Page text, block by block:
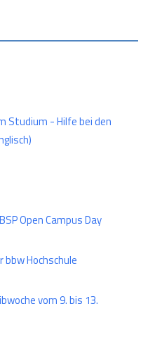
Studium - Hilfe bei den
Open Campus Day
Hochschule
vom 9. bis 13.